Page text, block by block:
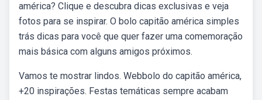
américa? Clique e descubra dicas exclusivas e veja
fotos para se inspirar. O bolo capitão américa simples
trás dicas para você que quer fazer uma comemoração
mais básica com alguns amigos próximos.
Vamos te mostrar lindos. Webbolo do capitão américa,
+20 inspirações. Festas temáticas sempre acabam